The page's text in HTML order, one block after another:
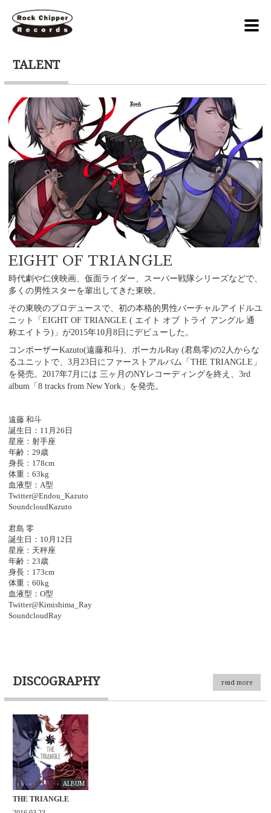
TALENT
EIGHT OF TRIANGLE
時代劇や仁侠映画、仮面ライダー、スーパー戦隊シリーズなどで、
多くの男性スターを輩出してきた東映。
その東映のプロデュースで、初の本格的男性バーチャルアイドルユ
ニット「EIGHT OF TRIANGLE ( エイト オブ トライ アングル 通
称エイトラ) 」が2015年10 月8日にデビューした。
コンポーザーKazuto(遠藤和斗)、ボーカルRay (君島零)の2 人からな
るユニットで、 3 月 23日にファーストアルバム「THE TRIANGLE 」
を発売。 2017年7 月には 三ヶ月のNYレコーディングを終え、3rd
album 「8 tracks from New York」を発売。
遠藤 和斗
誕生日：11月26日
星座：射手座
年齢：29歳
身長：178cm
体重：63kg
血液型：A型
Twitter@Endou_Kazuto
SoundcloudKazuto
君島 零
誕生日：10月12日
星座：天秤座
年齢：23歳
身長：173cm
体重：60kg
血液型：O型
Twitter@Kimishima_Ray
SoundcloudRay
DISCOGRAPHY read more
ALBUM
THE TRIANGLE